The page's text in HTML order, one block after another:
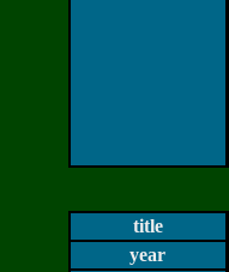
title
year